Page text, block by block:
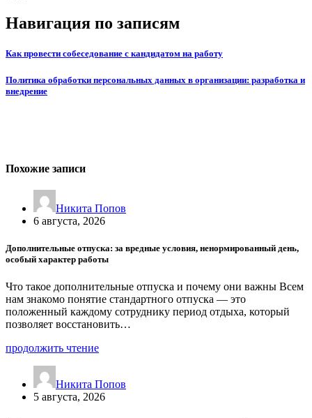
Навигация по записям
Как провести собеседование с кандидатом на работу
Политика обработки персональных данных в организации: разработка и
внедрение
Похожие записи
Никита Попов
6 августа, 2026
Дополнительные отпуска: за вредные условия, ненормированный день,
особый характер работы
Что такое дополнительные отпуска и почему они важны Всем
нам знакомо понятие стандартного отпуска — это
положенный каждому сотруднику период отдыха, который
позволяет восстановить…
продолжить чтение
Никита Попов
5 августа, 2026